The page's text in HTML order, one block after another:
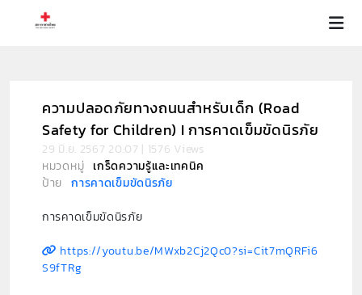
ความปลอดภัยทางถนนสำหรับเด็ก (Road
Safety for Children) I การคาดเข็มขัดนิรภัย
29 มิ.ย. 2567 20:07 | 1576 Views
หมวดหมู่เกร็ดความรู้และเทคนิค
ป้ายการคาดเข็มขัดนิรภัย
การคาดเข็มขัดนิรภัย
https://youtu.be/MWxb2Cj2Qc0?si=Cit7mQRFi6
S9fTRg